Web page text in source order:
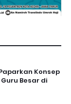
Konsep
Besar di